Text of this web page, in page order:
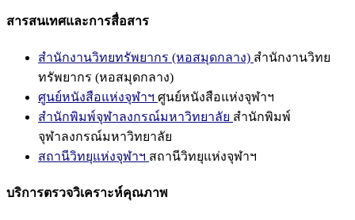
สารสนเทศและการสื่อสาร
สำนักงานวิทยทรัพยากร (หอสมุดกลาง) สำนักงานวิทย
ทรัพยากร (หอสมุดกลาง)
ศูนย์หนังสือแห่งจุฬาฯ ศูนย์หนังสือแห่งจุฬาฯ
สำนักพิมพ์จุฬาลงกรณ์มหาวิทยาลัย สำนักพิมพ์
จุฬาลงกรณ์มหาวิทยาลัย
สถานีวิทยุแห่งจุฬาฯ สถานีวิทยุแห่งจุฬาฯ
บริการตรวจวิเคราะห์คุณภาพ